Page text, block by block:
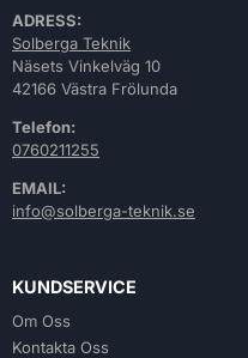
ADRESS:
Solberga Teknik
Näsets Vinkelväg 10
42166 Västra Frölunda
Telefon:
0760211255
EMAIL:
info@solberga-teknik.se
KUNDSERVICE
Om Oss
Kontakta Oss